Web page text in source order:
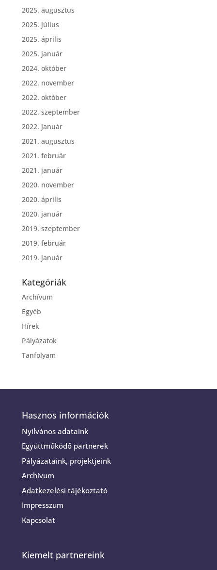
2025. augusztus
2025. július
2025. április
2025. január
2024. október
2022. november
2022. október
2022. szeptember
2022. január
2021. augusztus
2021. február
2021. január
2020. november
2020. április
2020. január
2019. szeptember
2019. február
2019. január
Kategóriák
Archívum
Egyéb
Hírek
Pályázatok
Tanfolyam
Hasznos információk
Nyilvános adataink
Együttműködő partnerek
Pályázataink, projektjeink
Archívum
Adatkezelési tájékoztató
Impresszum
Kapcsolat
Kiemelt partnereink